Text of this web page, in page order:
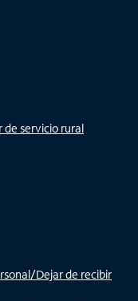
de servicio rural
Dejar de recibir